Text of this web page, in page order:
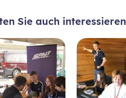
Sie auch interessieren